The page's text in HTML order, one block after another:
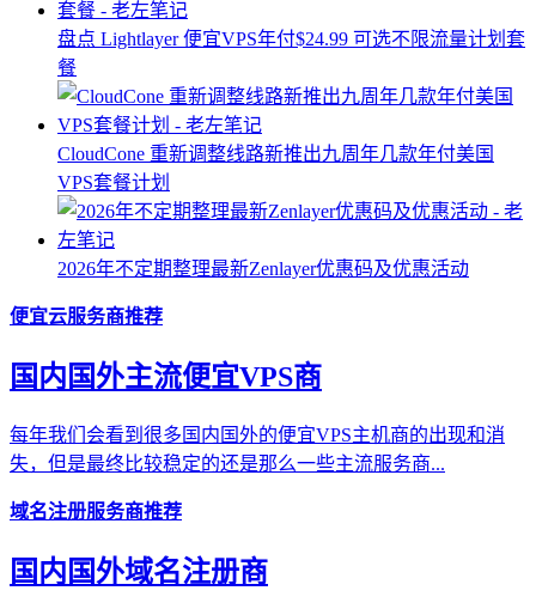
盘点 Lightlayer 便宜VPS年付$24.99 可选不限流量计划套
餐
CloudCone 重新调整线路新推出九周年几款年付美国
VPS套餐计划
2026年不定期整理最新Zenlayer优惠码及优惠活动
便宜云服务商推荐
国内国外主流便宜VPS商
每年我们会看到很多国内国外的便宜VPS主机商的出现和消
失，但是最终比较稳定的还是那么一些主流服务商...
域名注册服务商推荐
国内国外域名注册商